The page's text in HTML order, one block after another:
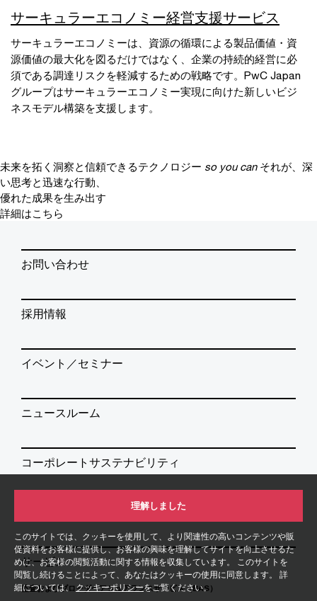
このサイトでは、クッキーを使用して、より関連性の高いコンテンツや販
促資料をお客様に提供し、お客様の興味を理解してサイトを向上させるた
めに、お客様の閲覧活動に関する情報を収集しています。 このサイトを
閲覧し続けることによって、あなたはクッキーの使用に同意します。 詳
細については、 クッキーポリシーをご覧ください。
理解しました
サーキュラーエコノミー経営支援サービス
サーキュラーエコノミーは、資源の循環による製品価値・資
源価値の最大化を図るだけではなく、企業の持続的経営に必
須である調達リスクを軽減するための戦略です。PwC Japan
グループはサーキュラーエコノミー実現に向けた新しいビジ
ネスモデル構築を支援します。
未来を拓く洞察と信頼できるテクノロジー so you can それが、深
い思考と迅速な行動、
優れた成果を生み出す
詳細はこちら
お問い合わせ
採用情報
イベント／セミナー
ニュースルーム
コーポレートサステナビリティ
情報提供ホットライン
サービス
監査およびブローダーアシュアランスサービス（BAS）